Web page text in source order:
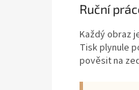
Ruční
Každý obraz
Tisk plynule
pověsit na